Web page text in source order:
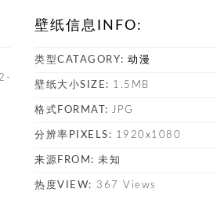
壁纸信息INFO:
类型CATAGORY: 动漫
壁纸大小SIZE: 1.5MB
格式FORMAT: JPG
分辨率PIXELS: 1920x1080
来源FROM: 未知
热度VIEW: 367 Views